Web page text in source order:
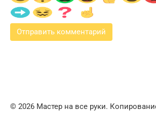
© 2026 Мастер на все руки.